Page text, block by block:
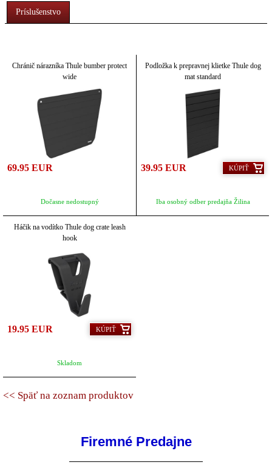
Príslušenstvo
Chránič nárazníka Thule bumber protect
wide
69.95 EUR
Dočasne nedostupný
Podložka k prepravnej klietke Thule dog
mat standard
39.95 EUR KÚPIŤ
Iba osobný odber predajňa Žilina
Háčik na vodítko Thule dog crate leash
hook
19.95 EUR KÚPIŤ
Skladom
<< Späť na zoznam produktov
Firemné Predajne